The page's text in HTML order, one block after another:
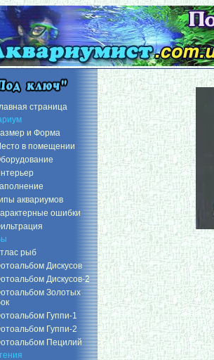
страница
и Форма
в помещении
аквариумов
ошибки
рыб
Дискусов
Дискусов-2
Золотых
Гуппи-1
Гуппи-2
Пецилий